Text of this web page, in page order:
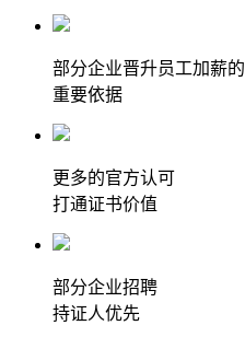
部分企业晋升员工加薪的
重要依据
更多的官方认可
打通证书价值
部分企业招聘
持证人优先